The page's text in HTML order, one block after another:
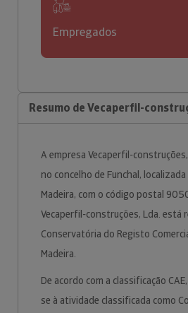
Empregados
Resumo de Vecaperfil-
A empresa Vecaperfil-
no concelho de Funchal,
Madeira, com o código postal
Vecaperfil-construções, Lda. está
Conservatória do Registo
Madeira.
De acordo com a classificação
se à atividade classificada como